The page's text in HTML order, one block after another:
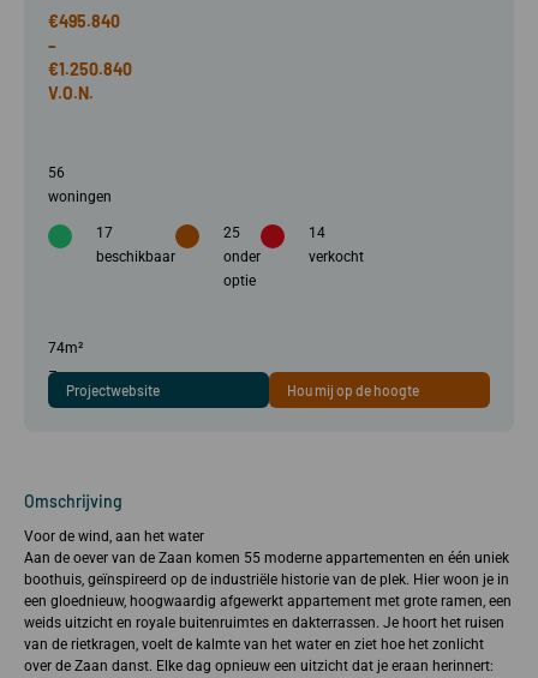
€495.840
–
€1.250.840
56
woningen
17
beschikbaar
25
onder
optie
14
verkocht
74m²
–
212m²
Projectwebsite Hou mij op de hoogte
Omschrijving
Voor de wind, aan het water
Aan de oever van de Zaan komen 55 moderne appartementen en één uniek
boothuis, geïnspireerd op de industriële historie van de plek. Hier woon je in
een gloednieuw, hoogwaardig afgewerkt appartement met grote ramen, een
weids uitzicht en royale buitenruimtes en dakterrassen. Je hoort het ruisen
van de rietkragen, voelt de kalmte van het water en ziet hoe het zonlicht
over de Zaan danst. Elke dag opnieuw een uitzicht dat je eraan herinnert: